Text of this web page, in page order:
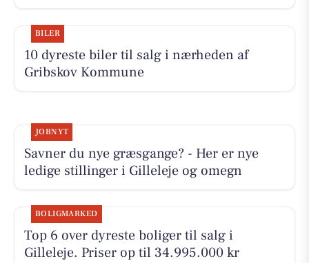
BILER
10 dyreste biler til salg i nærheden af
Gribskov Kommune
JOBNYT
Savner du nye græsgange? - Her er nye
ledige stillinger i Gilleleje og omegn
BOLIGMARKED
Top 6 over dyreste boliger til salg i
Gilleleje. Priser op til 34.995.000 kr